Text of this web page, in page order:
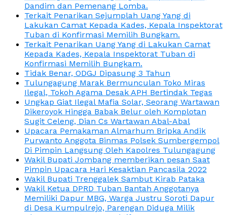
Dandim dan Pemenang Lomba.
Terkait Penarikan Sejumplah Uang Yang di
Lakukan Camat Kepada Kades, Kepala Inspektorat
Tuban di Konfirmasi Memilih Bungkam.
Terkait Penarikan Uang Yang di Lakukan Camat
Kepada Kades, Kepala Inspektorat Tuban di
Konfirmasi Memilih Bungkam.
Tidak Benar, ODGJ Dipasung 3 Tahun
Tulungagung Marak Bermunculan Toko Miras
Ilegal, Tokoh Agama Desak APH Bertindak Tegas
Ungkap Giat Ilegal Mafia Solar, Seorang Wartawan
Dikeroyok Hingga Babak Belur oleh Komplotan
Sugit Celeng, Dian Cs Wartawan Abal-Abal
Upacara Pemakaman Almarhum Bripka Andik
Purwanto Anggota Binmas Polsek Sumbergempol
Di Pimpin Langsung Oleh Kapolres Tulungagung
Wakil Bupati Jombang memberikan pesan Saat
Pimpin Upacara Hari Kesaktian Pancasila 2022
Wakil Bupati Trenggalek Sambut Kirab Pataka
Wakil Ketua DPRD Tuban Bantah Anggotanya
Memiliki Dapur MBG, Warga Justru Soroti Dapur
di Desa Kumpulrejo, Parengan Diduga Milik